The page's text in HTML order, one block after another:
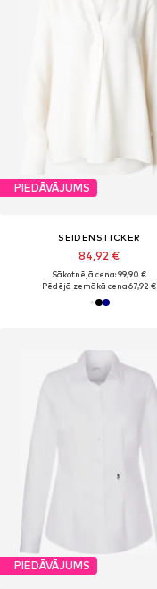
PIEDĀVĀJUMS
SEIDENSTICKER
84,92 €
Sākotnējā cena: 99,90 €
Pēdējā zemākā cena:67,92 €
PIEDĀVĀJUMS